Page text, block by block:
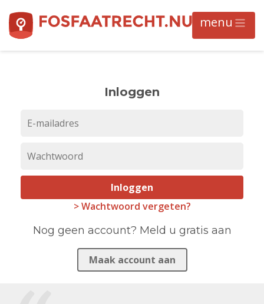
Inloggen
Inloggen
> Wachtwoord vergeten?
Nog geen account? Meld u gratis aan
Maak account aan